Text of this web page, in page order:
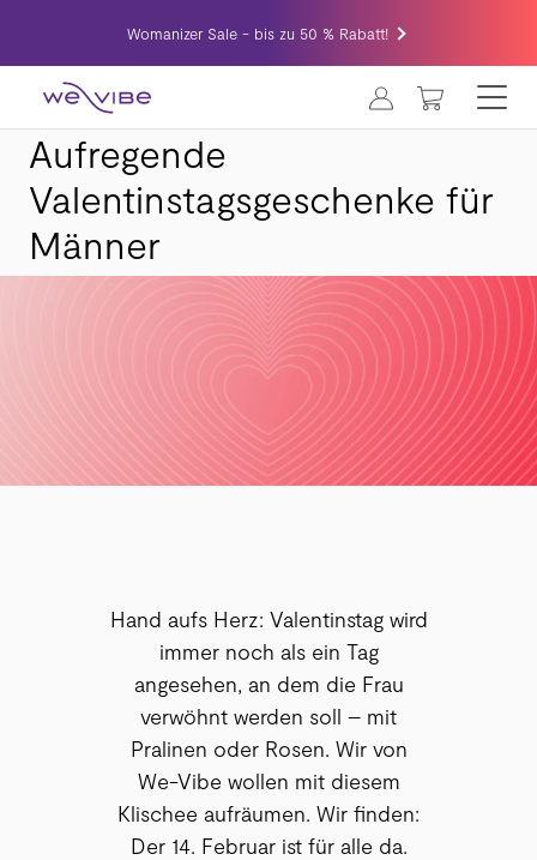
Womanizer Sale - bis zu 50 % Rabatt!
MEIN
Aufregende
Valentinstagsgeschenke für
Männer
Hand aufs Herz: Valentinstag wird
immer noch als ein Tag
angesehen, an dem die Frau
verwöhnt werden soll – mit
Pralinen oder Rosen. Wir von
We-Vibe wollen mit diesem
Klischee aufräumen. Wir finden:
Der 14. Februar ist für alle da.